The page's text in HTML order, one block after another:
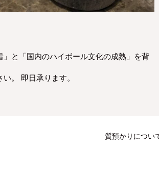
と「国内のハイボール文化の成熟」を背
。 即日承ります。
質預かりについ